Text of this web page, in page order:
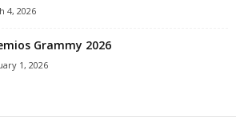
4, 2026
Grammy 2026
1, 2026